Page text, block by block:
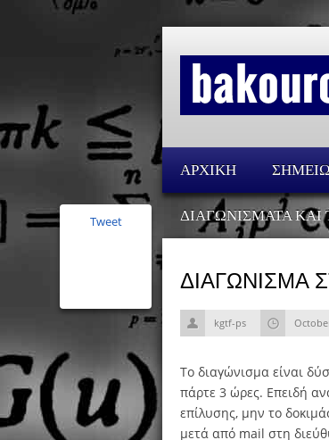
ΑΡΧΙΚΗ
ΔΙΑΓΩΝΙΣΜΑΤΑ ΚΑΙ
ΔΙΑΓΩΝΙΣΜΑ
kgtf-ps
Το διαγώνισμα είναι
πάρτε 3 ώρες. Επειδή
επίλυσης, μην το
μετά από mail στη
Tweet